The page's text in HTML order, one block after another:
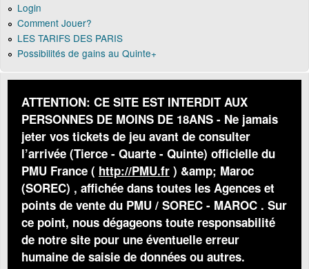
Login
Comment Jouer?
LES TARIFS DES PARIS
Possibilités de gains au Quinte+
ATTENTION: CE SITE EST INTERDIT AUX
PERSONNES DE MOINS DE 18ANS - Ne jamais
jeter vos tickets de jeu avant de consulter
l’arrivée (Tierce - Quarte - Quinte) officielle du
PMU France ( http://PMU.fr ) &amp; Maroc
(SOREC) , affichée dans toutes les Agences et
points de vente du PMU / SOREC - MAROC . Sur
ce point, nous dégageons toute responsabilité
de notre site pour une éventuelle erreur
humaine de saisie de données ou autres.